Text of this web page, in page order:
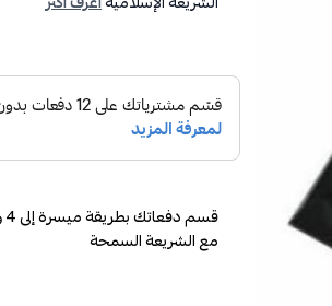
مع الشريعة السمحة